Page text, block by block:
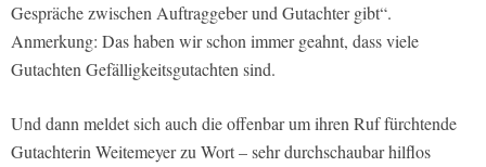
Gespräche zwischen Auftraggeber und Gutachter gibt“.
Anmerkung: Das haben wir schon immer geahnt, dass viele
Gutachten Gefälligkeitsgutachten sind.
Und dann meldet sich auch die offenbar um ihren Ruf fürchtende
Gutachterin Weitemeyer zu Wort – sehr durchschaubar hilflos